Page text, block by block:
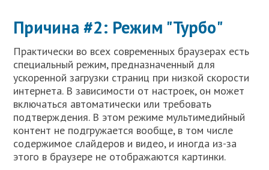
Причина #2: Режим "Турбо"
Практически во всех современных браузерах есть
специальный режим, предназначенный для
ускоренной загрузки страниц при низкой скорости
интернета. В зависимости от настроек, он может
включаться автоматически или требовать
подтверждения. В этом режиме мультимедийный
контент не подгружается вообще, в том числе
содержимое слайдеров и видео, и иногда из-за
этого в браузере не отображаются картинки.